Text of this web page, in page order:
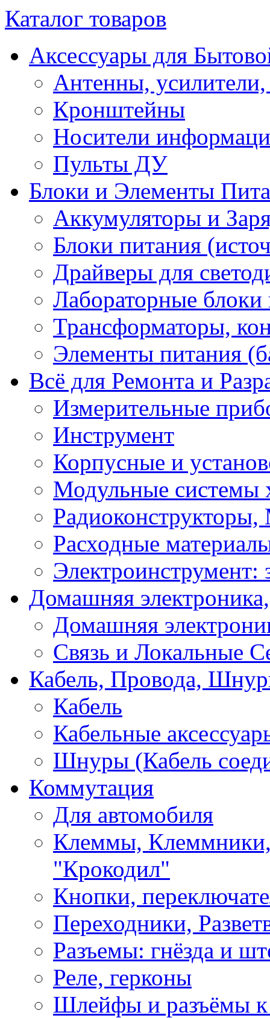
Каталог товаров
Аксессуары для
Антенны, усилители,
Кронштейны
Носители
Пульты ДУ
Блоки и Элементы
Аккумуляторы и
Блоки питания
Драйверы для
Лабораторные блоки
Трансформаторы,
Элементы питания
Всё для Ремонта и
Измерительные
Инструмент
Корпусные и
Модульные системы
Расходные
Электроинструмент:
Домашняя
Домашняя
Связь и Локальные
Кабель, Провода,
Кабель
Кабельные
Шнуры (Кабель
Коммутация
Для автомобиля
Клеммы,
"Крокодил"
Кнопки,
Переходники,
Разъемы: гнёзда и
Реле, герконы
Шлейфы и разъёмы